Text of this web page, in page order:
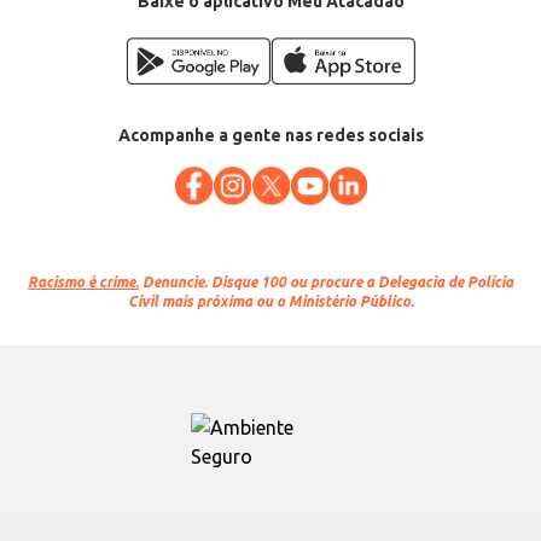
Acompanhe a gente nas redes sociais
Racismo é crime. Denuncie. Disque 100 ou procure a Delegacia de Polícia
Civil mais próxima ou o Ministério Público.